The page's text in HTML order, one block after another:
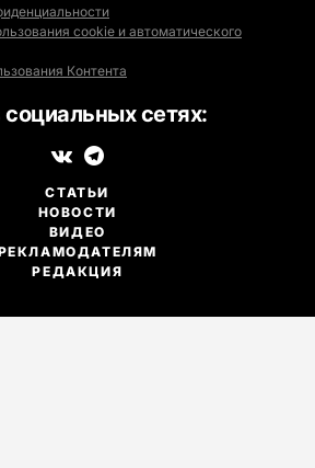
cookie и автоматического
Контента
сетях:
СТАТЬИ
НОВОСТИ
ВИДЕО
РЕДАКЦИЯ